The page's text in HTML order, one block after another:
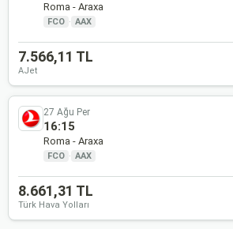
Roma - Araxa
FCO · AAX
7.566,11 TL
AJet
27 Ağu Per
16:15
Roma - Araxa
FCO · AAX
8.661,31 TL
Türk Hava Yolları